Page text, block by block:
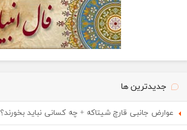
جدیدترین ها
عوارض جانبی قارچ شیتاکه + چه کسانی نباید بخورند؟